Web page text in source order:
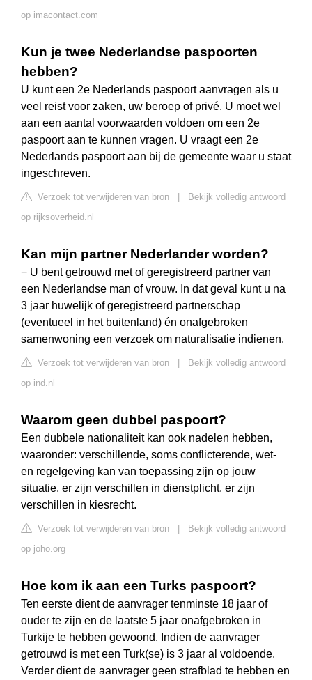
op imacontact.com
Kun je twee Nederlandse paspoorten
hebben?
U kunt een 2e Nederlands paspoort aanvragen als u
veel reist voor zaken, uw beroep of privé. U moet wel
aan een aantal voorwaarden voldoen om een 2e
paspoort aan te kunnen vragen. U vraagt een 2e
Nederlands paspoort aan bij de gemeente waar u staat
ingeschreven.
Verzoek tot verwijderen van bron
Bekijk volledig antwoord
op rijksoverheid.nl
Kan mijn partner Nederlander worden?
− U bent getrouwd met of geregistreerd partner van
een Nederlandse man of vrouw. In dat geval kunt u na
3 jaar huwelijk of geregistreerd partnerschap
(eventueel in het buitenland) én onafgebroken
samenwoning een verzoek om naturalisatie indienen.
Verzoek tot verwijderen van bron
Bekijk volledig antwoord
op ind.nl
Waarom geen dubbel paspoort?
Een dubbele nationaliteit kan ook nadelen hebben,
waaronder: verschillende, soms conflicterende, wet-
en regelgeving kan van toepassing zijn op jouw
situatie. er zijn verschillen in dienstplicht. er zijn
verschillen in kiesrecht.
Verzoek tot verwijderen van bron
Bekijk volledig antwoord
op joho.org
Hoe kom ik aan een Turks paspoort?
Ten eerste dient de aanvrager tenminste 18 jaar of
ouder te zijn en de laatste 5 jaar onafgebroken in
Turkije te hebben gewoond. Indien de aanvrager
getrouwd is met een Turk(se) is 3 jaar al voldoende.
Verder dient de aanvrager geen strafblad te hebben en